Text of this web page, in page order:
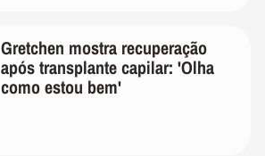
Gretchen mostra recuperação
após transplante capilar: 'Olha
como estou bem'